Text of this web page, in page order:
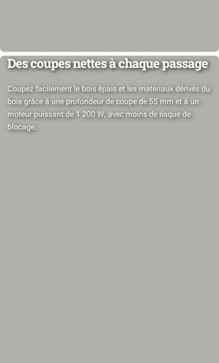
Des coupes nettes à chaque passage
Coupez facilement le bois épais et les matériaux dérivés du
bois grâce à une profondeur de coupe de 55 mm et à un
moteur puissant de 1 200 W, avec moins de risque de
blocage.